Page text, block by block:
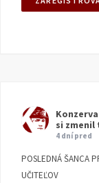
si
4 dní pred
POSLEDNÁ ŠANCA
UČITEĽOV